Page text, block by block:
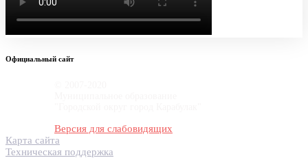
Официальный сайт
Версия для слабовидящих
Карта сайта
Техническая поддержка